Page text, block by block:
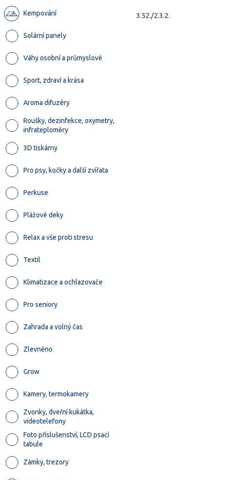
Kempování
Solární panely
Váhy osobní a průmyslové
Sport, zdraví a krása
Aroma difuzéry
Roušky, dezinfekce, oxymetry,
infrateploměry
3D tiskárny
Pro psy, kočky a další zvířata
Perkuse
Plážové deky
Relax a vše proti stresu
Textil
Klimatizace a ochlazovače
Pro seniory
Zahrada a volný čas
Zlevněno
Grow
Kamery, termokamery
Zvonky, dveřní kukátka,
videotelefony
Foto příslušenství, LCD psací
tabule
Zámky, trezory
3.52./2.3.2.